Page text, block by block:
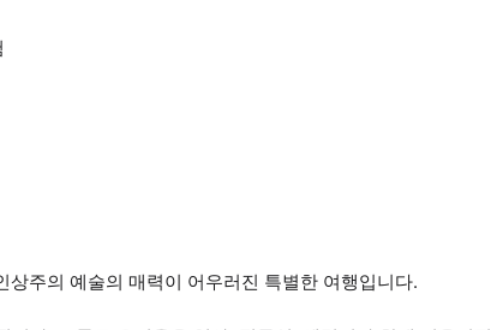
주의 예술의 매력이 어우러진 특별한 여행입니다.